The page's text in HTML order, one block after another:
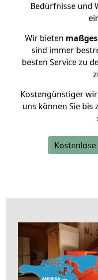
Bedürfnisse und
Wir bieten
sind immer
besten Service zu
Kostengünstiger
uns können Sie bis